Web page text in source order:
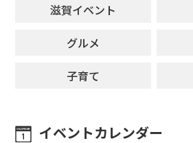
滋賀イベント
グルメ
子育て
イベントカレンダー